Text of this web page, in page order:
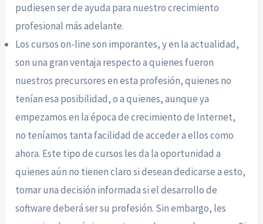
pudiesen ser de ayuda para nuestro crecimiento
profesional más adelante.
Los cursos on-line son imporantes, y en la actualidad,
son una gran ventaja respecto a quienes fueron
nuestros precursores en esta profesión, quienes no
tenían esa posibilidad, o a quienes, aunque ya
empezamos en la época de crecimiento de Internet,
no teníamos tanta facilidad de acceder a ellos como
ahora. Este tipo de cursos les da la oportunidad a
quienes aún no tienen claro si desean dedicarse a esto,
tomar una decisión informada si el desarrollo de
software deberá ser su profesión. Sin embargo, les